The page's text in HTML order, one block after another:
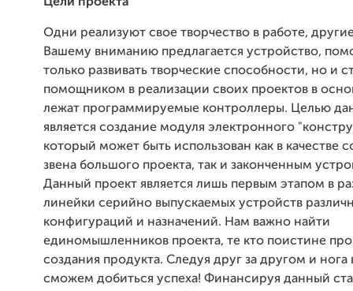
Одни реализуют свое творчество в работе,
Вашему вниманию предлагается устройство,
только развивать творческие способности, но и
помощником в реализации своих проектов в
лежат программируемые контроллеры. Целью
является создание модуля электронного
который может быть использован как в качестве
звена большого проекта, так и законченным
Данный проект является лишь первым этапом в
линейки серийно выпускаемых устройств
конфигураций и назначений. Нам важно найти
единомышленников проекта, те кто поистине
создания продукта. Следуя друг за другом и нога
сможем добиться успеха! Финансируя данный